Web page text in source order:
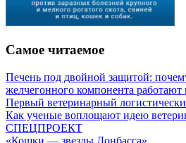
Самое читаемое
Печень под двойной защитой:
желчегонного компонента
Первый ветеринарный
Как ученые воплощают идею
СПЕЦПРОЕКТ
«Кошки — звезды Донбасса»